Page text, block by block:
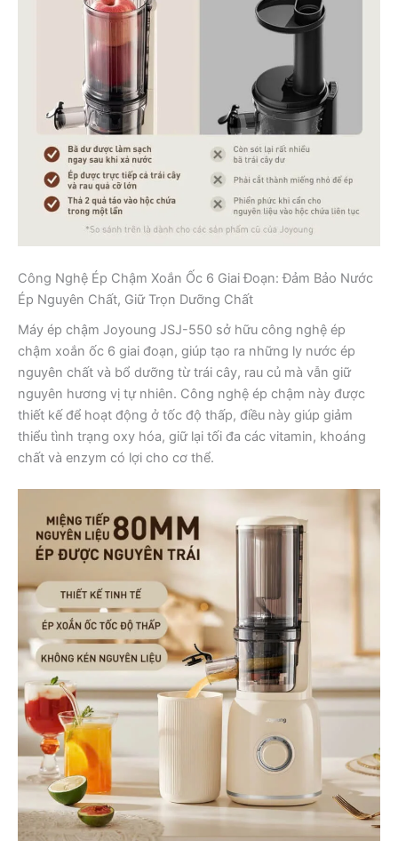
Công Nghệ Ép Chậm Xoắn Ốc 6 Giai Đoạn: Đảm Bảo Nước
Ép Nguyên Chất, Giữ Trọn Dưỡng Chất
Máy ép chậm Joyoung JSJ-550 sở hữu công nghệ ép
chậm xoắn ốc 6 giai đoạn, giúp tạo ra những ly nước ép
nguyên chất và bổ dưỡng từ trái cây, rau củ mà vẫn giữ
nguyên hương vị tự nhiên. Công nghệ ép chậm này được
thiết kế để hoạt động ở tốc độ thấp, điều này giúp giảm
thiểu tình trạng oxy hóa, giữ lại tối đa các vitamin, khoáng
chất và enzym có lợi cho cơ thể.